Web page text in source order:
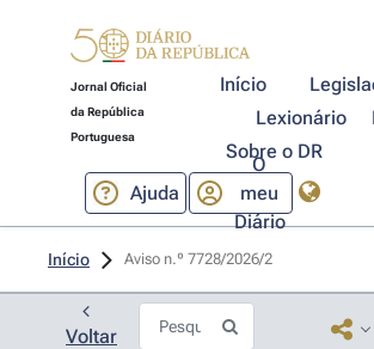
Jornal Oficial
da República
Portuguesa
Início
Lexionário
Sobre o DR
Ajuda
O
meu
Diário
Início Aviso n.º 7728/2026/2
Voltar